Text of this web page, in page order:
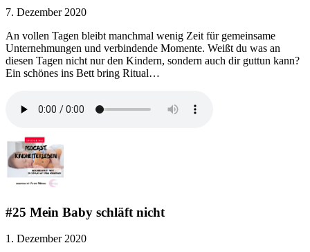
7. Dezember 2020
An vollen Tagen bleibt manchmal wenig Zeit für gemeinsame
Unternehmungen und verbindende Momente. Weißt du was an
diesen Tagen nicht nur den Kindern, sondern auch dir guttun kann?
Ein schönes ins Bett bring Ritual…
#25 Mein Baby schläft nicht
1. Dezember 2020